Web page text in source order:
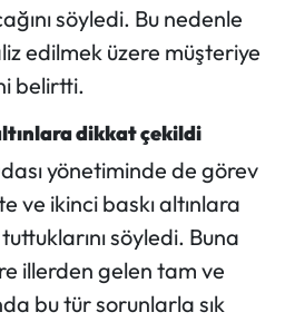
söyledi. Bu nedenle
edilmek üzere müşteriye
belirtti.
dikkat çekildi
yönetiminde de görev
ve ikinci baskı altınlara
söyledi. Buna
illerden gelen tam ve
bu tür sorunlarla sık